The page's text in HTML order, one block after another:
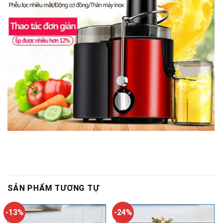
SẢN PHẨM TƯƠNG TỰ
-13% -24%